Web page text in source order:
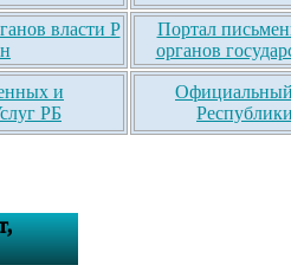
власти Р
Портал
органов
и
РБ
Официальный